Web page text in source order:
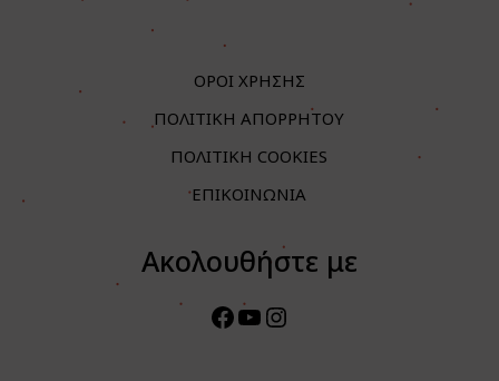
ΟΡΟΙ ΧΡΗΣΗΣ
ΠΟΛΙΤΙΚΗ ΑΠΟΡΡΗΤΟΥ
ΠΟΛΙΤΙΚΗ COOKIES
ΕΠΙΚΟΙΝΩΝΙΑ
Ακολουθήστε με
Facebook
YouTube
Instagram